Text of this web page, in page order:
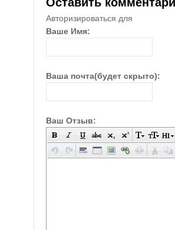
Авторизироваться для
Ваше Имя:
Ваша почта(будет скрыто):
Ваш Отзыв: